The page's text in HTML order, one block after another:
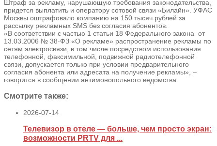
Штраф за рекламу, нарушающую требования законодательства,
придется выплатить и оператору сотовой связи «Билайн». УФАС
Москвы оштрафовало компанию на 150 тысяч рублей за
рассылку рекламных SMS без согласия абонентов.
«В соответствии с частью 1 статьи 18 Федерального закона от
13.03.2006 № 38-ФЗ «О рекламе» распространение рекламы по
сетям электросвязи, в том числе посредством использования
телефонной, факсимильной, подвижной радиотелефонной
связи, допускается только при условии предварительного
согласия абонента или адресата на получение рекламы», –
говорится в сообщении антимонопольного ведомства.
Смотрите также:
2026-07-14
Телевизор в отеле — больше, чем просто экран:
возможности PRTV для ...